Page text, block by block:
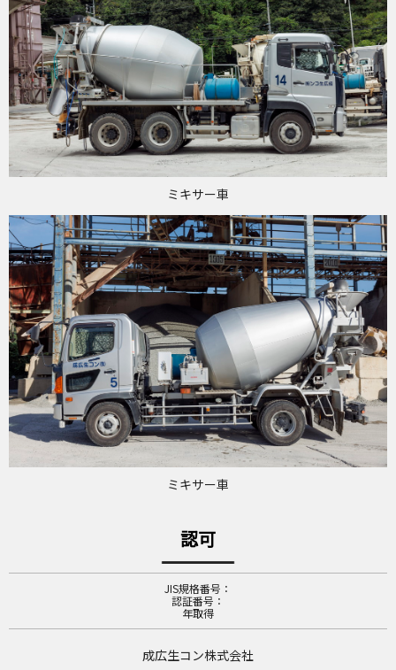
ミキサー車
ミキサー車
認可
JIS規格番号：
認証番号：
年取得
成広生コン株式会社